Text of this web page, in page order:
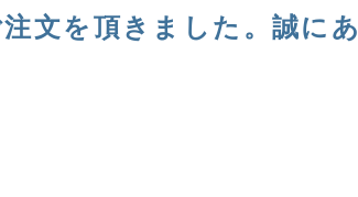
文を頂きました。誠にあ